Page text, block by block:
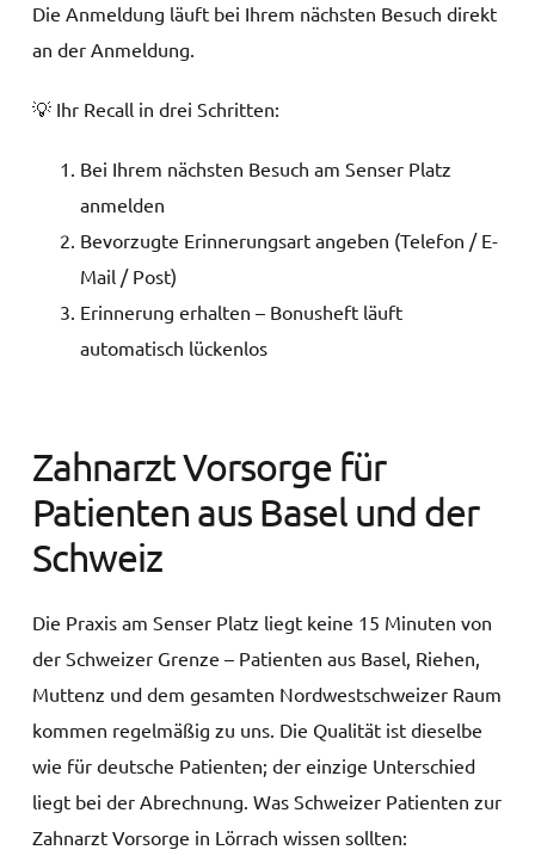
Die Anmeldung läuft bei Ihrem nächsten Besuch direkt
an der Anmeldung.
💡 Ihr Recall in drei Schritten:
Bei Ihrem nächsten Besuch am Senser Platz
anmelden
Bevorzugte Erinnerungsart angeben (Telefon / E-
Mail / Post)
Erinnerung erhalten – Bonusheft läuft
automatisch lückenlos
Zahnarzt Vorsorge für
Patienten aus Basel und der
Schweiz
Die Praxis am Senser Platz liegt keine 15 Minuten von
der Schweizer Grenze – Patienten aus Basel, Riehen,
Muttenz und dem gesamten Nordwestschweizer Raum
kommen regelmäßig zu uns. Die Qualität ist dieselbe
wie für deutsche Patienten; der einzige Unterschied
liegt bei der Abrechnung. Was Schweizer Patienten zur
Zahnarzt Vorsorge in Lörrach wissen sollten: